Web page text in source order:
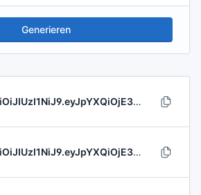
Generieren
eyJhbGciOiJIUzI1NiJ9.eyJpYXQiOjE3ODYxNjMwMjMsImV4cCI6MTc4NjI0MTA4MCwibmJmIjoxODA3ODUxMDI1LCJpc3MiOiJCZWF0dHksIEJlY2tlciBhbmQgR3JlZW5mZWxkZXIiLCJzdWIiOiJlMTI0ZjE4MS02NzQ0LTQyOTItODZkMi05ZTAwZDY2NGMyNzUiLCJhdWQiOiIwYzIzMmM0OC1lMGM0LTRlN2ItYThjZi03MDhmNjhjZmZlOTMiLCJqdGkiOiIwZGQ5ZDNiMi0yOTQwLTQ2NWEtYTZmMS00ZDg2NDdiODNlNWMifQ.cU7EJla46uVn8PSVujxi7EparlwSWkn9PhTtuapYE31HQz7HPjK2g1EyE84IL5pj
eyJhbGciOiJIUzI1NiJ9.eyJpYXQiOjE3ODYxMDY5MzgsImV4cCI6MTc4NjE2NjA2NSwibmJmIjoxNzg4MDkwNDk4LCJpc3MiOiJIaWNrbGUgLSBIYXJ0bWFubiIsInN1YiI6ImIyMDQzMzAxLTE3YjAtNDJmYi1iNmQ2LTE1YzEwMzJlMGJhOCIsImF1ZCI6IjQzYmMwOWNkLTdkNmYtNGQ2ZC05NzRhLWViYmFlYzM3YjBkMiIsImp0aSI6IjNlODM2MjM2LTE4ZGMtNDg0Ny1iMjQ0LTdiYjVkNTAwM2RhNSJ9.m4ORs63rOYBl2f6Vcb8XVDCUgyuUrdJxi2xpQaiCdX7rIyDSU1XEBqr8H0WyRf0x